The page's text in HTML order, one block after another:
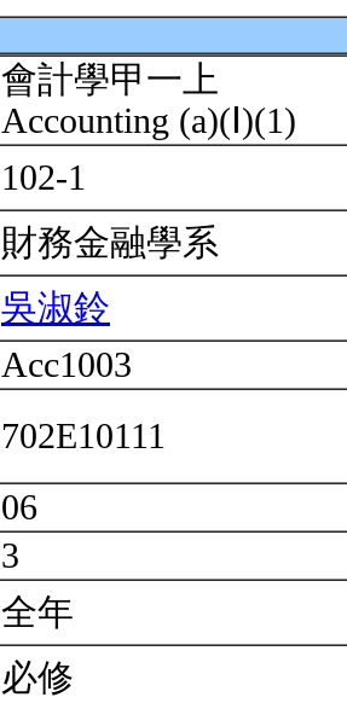
會計學甲一上
Accounting (a)(Ⅰ)(1)
102-1
財務金融學系
吳淑鈴
Acc1003
702E10111
06
3
全年
必修